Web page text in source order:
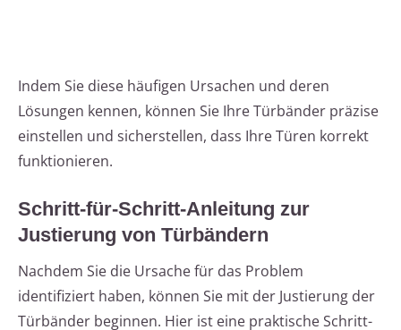
Indem Sie diese häufigen Ursachen und deren
Lösungen kennen, können Sie Ihre Türbänder präzise
einstellen und sicherstellen, dass Ihre Türen korrekt
funktionieren.
Schritt-für-Schritt-Anleitung zur
Justierung von Türbändern
Nachdem Sie die Ursache für das Problem
identifiziert haben, können Sie mit der Justierung der
Türbänder beginnen. Hier ist eine praktische Schritt-